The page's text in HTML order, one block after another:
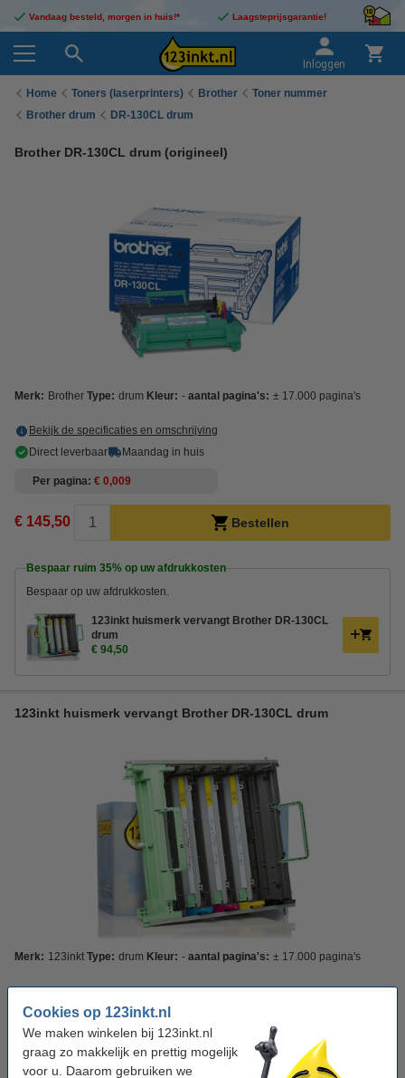
Cookies op 123inkt.nl
We maken winkelen bij 123inkt.nl
graag zo makkelijk en prettig mogelijk
voor u. Daarom gebruiken we
Vandaag besteld, morgen in huis!* Laagsteprijsgarantie!
Inloggen
Home Toners (laserprinters) Brother
Toner nummer
Brother drum
DR-130CL drum
Brother DR-130CL drum (origineel)
Merk: Brother Type: drum Kleur: - aantal pagina's: ± 17.000 pagina's
Bekijk de specificaties en omschrijving
Direct leverbaar
Maandag in huis
Per pagina € 0,009
€ 145,50 Bestellen
Bespaar ruim 35% op uw afdrukkosten
Bespaar op uw afdrukkosten.
123inkt huismerk vervangt Brother DR-130CL
drum
€ 94,50
123inkt huismerk vervangt Brother DR-130CL drum
Merk: 123inkt Type: drum Kleur: - aantal pagina's: ± 17.000 pagina's
Bekijk de specificaties en omschrijving
Bespaar ruim35% op uw afdrukkosten
Direct leverbaar
Maandag in huis
Per pagina € 0,006